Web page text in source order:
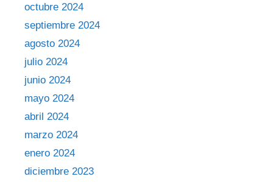
octubre 2024
septiembre 2024
agosto 2024
julio 2024
junio 2024
mayo 2024
abril 2024
marzo 2024
enero 2024
diciembre 2023